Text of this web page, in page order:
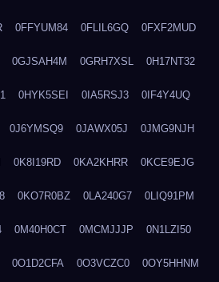
0FFYUM84 0FLIL6GQ 0FXF2MUD
0GJSAH4M 0GRH7XSL 0H17NT32
0HYK5SEI 0IA5RSJ3 0IF4Y4UQ
0J6YMSQ9 0JAWX05J 0JMG9NJH
0K8I19RD 0KA2KHRR 0KCE9EJG
0KO7R0BZ 0LA240G7 0LIQ91PM
0M40H0CT 0MCMJJJP 0N1LZI50
0O1D2CFA 0O3VCZC0 0OY5HHNM